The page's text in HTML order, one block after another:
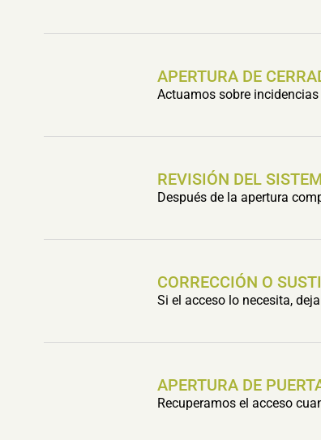
APERTURA DE
Actuamos sobre
REVISIÓN DEL
Después de la apertura
CORRECCIÓN O
Si el acceso lo necesita,
APERTURA DE
Recuperamos el acceso